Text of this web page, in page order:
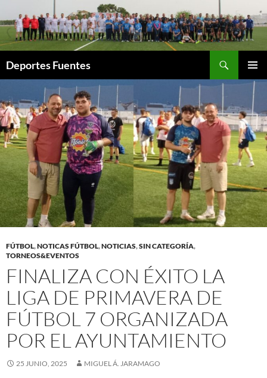
al
contenido
Deportes Fuentes
MENÚ
FÚTBOL,NOTICAS FÚTBOL,NOTICIAS,SIN CATEGORÍA,
TORNEOS&EVENTOS
FINALIZA CON ÉXITO LA
LIGA DE PRIMAVERA DE
FÚTBOL 7 ORGANIZADA
POR EL AYUNTAMIENTO
25 JUNIO, 2025 MIGUEL Á. JARAMAGO